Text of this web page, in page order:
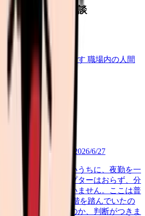
ら共有された相談
2026/6/13
ついて相談したいです 職場内の人間
ほしい
career-growth 2026/6/27
て二ヶ月も経たないうちに、夜勤を一
ています。プリセプターはおらず、分
相手も日によっていません。ここは普
の職場はもっと段階を踏んでいたの
るのか自分が甘いのか、判断がつきま